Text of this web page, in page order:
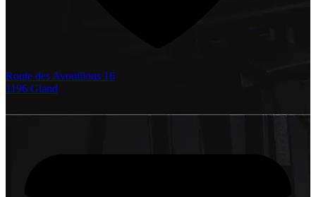
Route des Avouillons 16
1196 Gland